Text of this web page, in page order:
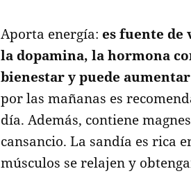
Aporta energía: es fuente de
la dopamina, la hormona
bienestar y puede
por las mañanas es
día. Además, contiene
cansancio. La sandía es rica
músculos se relajen y